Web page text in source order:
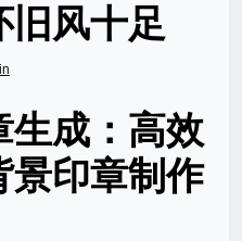
旧风十足
生成：高效
景印章制作